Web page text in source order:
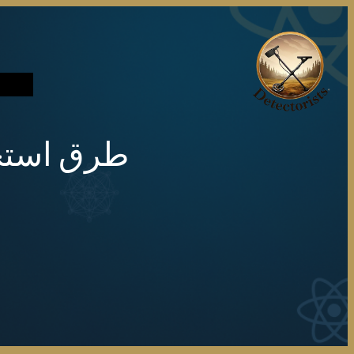
تخطى
إلى
المحتوى